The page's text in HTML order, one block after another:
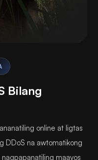
Bilang
online at ligtas
DDoS na awtomatikong
maayos